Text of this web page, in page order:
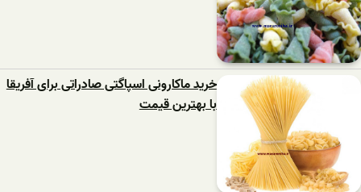
خرید ماکارونی اسپاگتی صادراتی برای آفریقا
با بهترین قیمت